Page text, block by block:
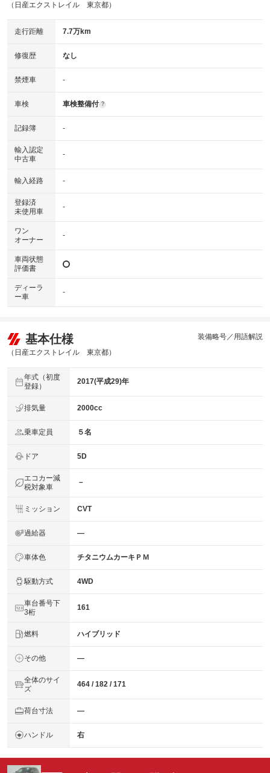
（日産エクストレイル 東京都）
走行距離 7.7万km
修復歴 なし
禁煙車 -
車検 車検整備付 ?
記録簿 -
輸入認定
中古車
-
輸入経路 -
登録済
未使用車
-
ワン
オーナー
-
車両状態
評価書
ディーラ
ー車
-
基本仕様
（日産エクストレイル 東京都）
装備略号／用語解説
年式（初度
登録）
2017(平成29)年
排気量 2000cc
乗車定員 ５名
ドア 5D
エコカー減
税対象車
－
ミッション CVT
過給器 ―
車体色 チタニウムカーキＰＭ
駆動方式 4WD
車台番号下
3桁
161
燃料 ハイブリッド
その他 ―
全体のサイ
ズ
464 / 182 / 171
荷台寸法 ―
ハンドル 右